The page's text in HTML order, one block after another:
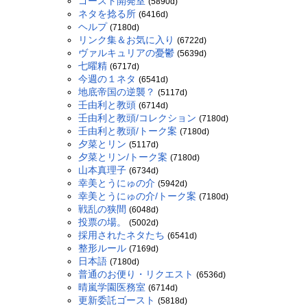
ネタを捻る所 (6416d)
ヘルプ (7180d)
リンク集＆お気に入り (6722d)
ヴァルキュリアの憂鬱 (5639d)
七曜精 (6717d)
今週の１ネタ (6541d)
地底帝国の逆襲？ (5117d)
壬由利と教頭 (6714d)
壬由利と教頭/コレクション (7180d)
壬由利と教頭/トーク案 (7180d)
夕菜とリン (5117d)
夕菜とリン/トーク案 (7180d)
山本真理子 (6734d)
幸美とうにゅの介 (5942d)
幸美とうにゅの介/トーク案 (7180d)
戦乱の狭間 (6048d)
投票の場。 (5002d)
採用されたネタたち (6541d)
整形ルール (7169d)
日本語 (7180d)
普通のお便り・リクエスト (6536d)
晴嵐学園医務室 (6714d)
更新委託ゴースト (5818d)